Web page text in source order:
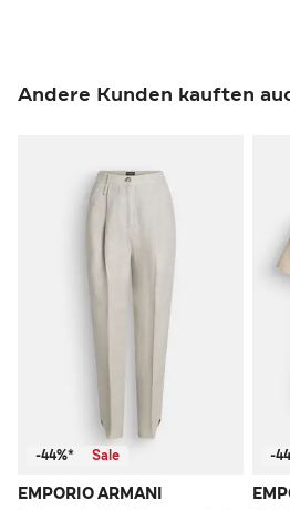
Andere Kunden kauften
-44%* Sale
EMPORIO ARMANI
-